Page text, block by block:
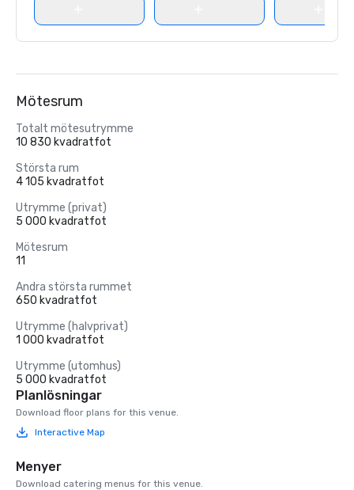
Mötesrum
Totalt mötesutrymme
10 830 kvadratfot
Största rum
4 105 kvadratfot
Utrymme (privat)
5 000 kvadratfot
Mötesrum
11
Andra största rummet
650 kvadratfot
Utrymme (halvprivat)
1 000 kvadratfot
Utrymme (utomhus)
5 000 kvadratfot
Planlösningar
Download floor plans for this venue.
Interactive Map
Menyer
Download catering menus for this venue.